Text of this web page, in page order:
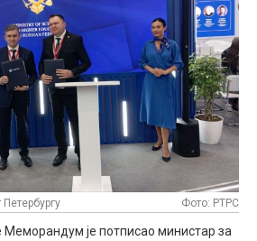
Фото: РТРС
је потписао министар за